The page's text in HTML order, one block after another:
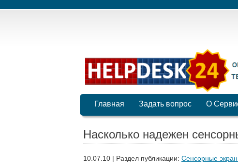
Главная Задать вопрос О
Насколько надежен
10.07.10 | Раздел публикации: Сенсорные